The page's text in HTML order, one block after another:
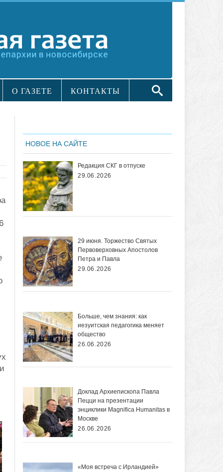
О ГАЗЕТЕ КОНТАКТЫ
НОВОЕ НА САЙТЕ
Редакция СКГ в отпуске
29.06.2026
29 июня. Торжество Святых
Первоверховных Апостолов
Петра и Павла
29.06.2026
Больше, чем знания: как
иезуитская педагогика меняет
общество
26.06.2026
Доклад Архиепископа Павла
Пецци на презентации
энциклики Magnifica Нumanitas в
Москве
26.06.2026
«Моя встреча с Ирландией»